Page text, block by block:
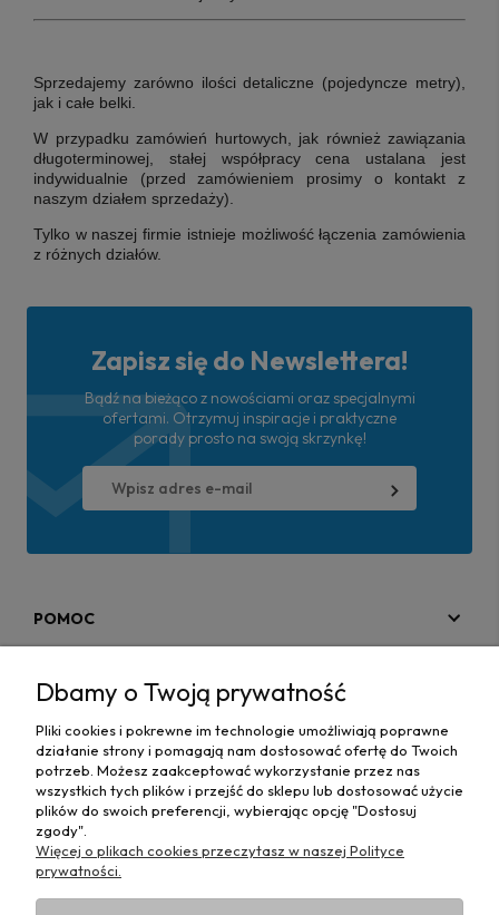
Sprzedajemy zarówno ilości detaliczne (pojedyncze metry),
jak i całe belki.
W przypadku zamówień hurtowych, jak również zawiązania
długoterminowej, stałej współpracy cena ustalana jest
indywidualnie (przed zamówieniem prosimy o kontakt z
naszym działem sprzedaży).
Tylko w naszej firmie istnieje możliwość łączenia zamówienia
z różnych działów.
Zapisz się do Newslettera!
Bądź na bieżąco z nowościami oraz specjalnymi
ofertami. Otrzymuj inspiracje i praktyczne
porady prosto na swoją skrzynkę!
POMOC
MAPA STRONY
INFORMACJE
Dbamy o Twoją prywatność
Pliki cookies i pokrewne im technologie umożliwiają poprawne
działanie strony i pomagają nam dostosować ofertę do Twoich
potrzeb. Możesz zaakceptować wykorzystanie przez nas
wszystkich tych plików i przejść do sklepu lub dostosować użycie
plików do swoich preferencji, wybierając opcję "Dostosuj
zgody".
Więcej o plikach cookies przeczytasz w naszej Polityce
prywatności.